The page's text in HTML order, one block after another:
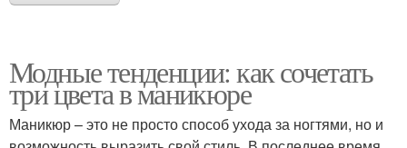
Модные тенденции: как сочетать
три цвета в маникюре
Маникюр – это не просто способ ухода за ногтями, но и